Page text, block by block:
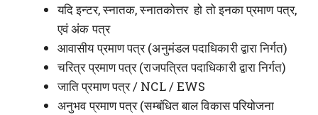
यदि इन्टर, स्नातक, स्नातकोत्तर हो तो इनका प्रमाण पत्र,
एवं अंक पत्र
आवासीय प्रमाण पत्र (अनुमंडल पदाधिकारी द्वारा निर्गत)
चरित्र प्रमाण पत्र (राजपत्रित पदाधिकारी द्वारा निर्गत)
जाति प्रमाण पत्र / NCL / EWS
अनुभव प्रमाण पत्र (सम्बंधित बाल विकास परियोजना